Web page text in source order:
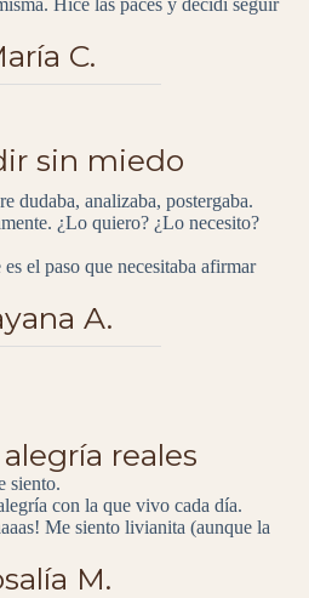
Hice las paces y decidí seguir
C.
sin miedo
dudaba, analizaba, postergaba.
¿Lo quiero? ¿Lo necesito?
el paso que necesitaba afirmar
A.
reales
siento.
con la que vivo cada día.
Me siento livianita (aunque la
M.